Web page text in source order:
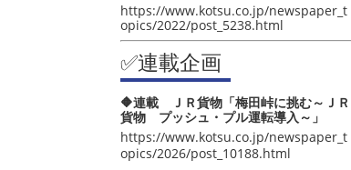
https://www.kotsu.co.jp/newspaper_t
opics/2022/post_5238.html
✅連載企画
🔶連載 ＪＲ貨物「梅田峠に挑む～ＪＲ
貨物 プッシュ・プル運転導入～」
https://www.kotsu.co.jp/newspaper_t
opics/2026/post_10188.html